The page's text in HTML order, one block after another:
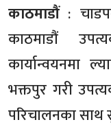
काठमाडौं :
काठमाडौं
कार्यान्वयनमा
भक्तपुर गरी
परिचालनका साथ